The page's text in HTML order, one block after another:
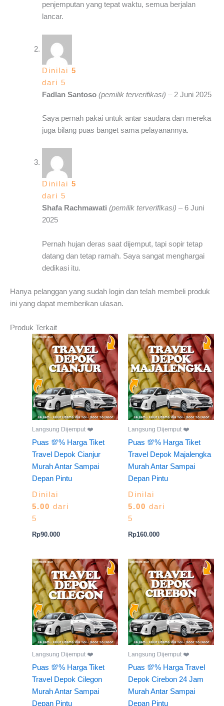
penjemputan yang tepat waktu, semua berjalan
lancar.
Dinilai 5
dari 5
Fadlan Santoso (pemilik terverifikasi) – 2 Juni 2025
Saya pernah pakai untuk antar saudara dan mereka
juga bilang puas banget sama pelayanannya.
Dinilai 5
dari 5
Shafa Rachmawati (pemilik terverifikasi) – 6 Juni
2025
Pernah hujan deras saat dijemput, tapi sopir tetap
datang dan tetap ramah. Saya sangat menghargai
dedikasi itu.
Hanya pelanggan yang sudah login dan telah membeli produk
ini yang dapat memberikan ulasan.
Produk Terkait
Langsung Dijemput ❤️
Puas 💯% Harga Tiket
Travel Depok Cianjur
Murah Antar Sampai
Depan Pintu
Dinilai
5.00 dari
5
Rp90.000
Langsung Dijemput ❤️
Puas 💯% Harga Tiket
Travel Depok Majalengka
Murah Antar Sampai
Depan Pintu
Dinilai
5.00 dari
5
Rp160.000
Langsung Dijemput ❤️
Puas 💯% Harga Tiket
Travel Depok Cilegon
Murah Antar Sampai
Depan Pintu
Langsung Dijemput ❤️
Puas 💯% Harga Travel
Depok Cirebon 24 Jam
Murah Antar Sampai
Depan Pintu